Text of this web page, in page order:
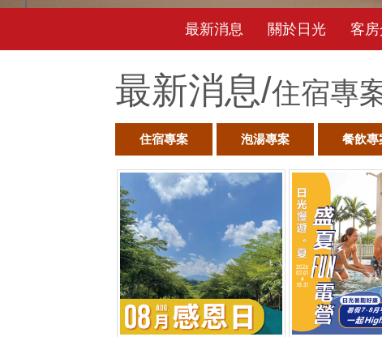
最新消息 關於日光 客
最新消息/住宿專
住宿專案 泡湯專案 餐飲專